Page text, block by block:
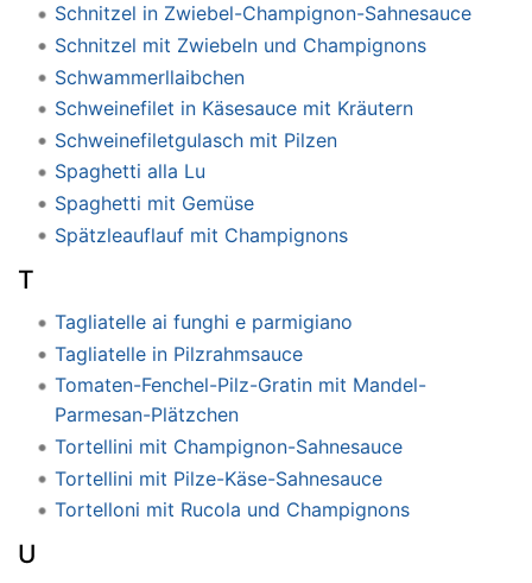
Schnitzel in Zwiebel-Champignon-Sahnesauce
Schnitzel mit Zwiebeln und Champignons
Schwammerllaibchen
Schweinefilet in Käsesauce mit Kräutern
Schweinefiletgulasch mit Pilzen
Spaghetti alla Lu
Spaghetti mit Gemüse
Spätzleauflauf mit Champignons
T
Tagliatelle ai funghi e parmigiano
Tagliatelle in Pilzrahmsauce
Tomaten-Fenchel-Pilz-Gratin mit Mandel-
Parmesan-Plätzchen
Tortellini mit Champignon-Sahnesauce
Tortellini mit Pilze-Käse-Sahnesauce
Tortelloni mit Rucola und Champignons
U